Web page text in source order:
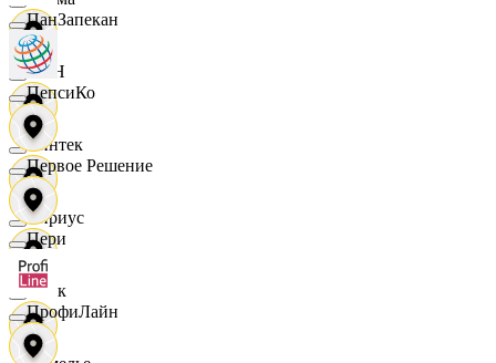
СИН
Синтек
Сириус
Смак
ПанЗапекан
ПепсиКо
Первое Решение
Пери
ПрофиЛайн